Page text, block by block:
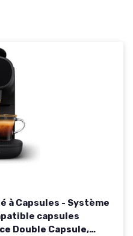
à Capsules - Système
capsules
Double Capsule,